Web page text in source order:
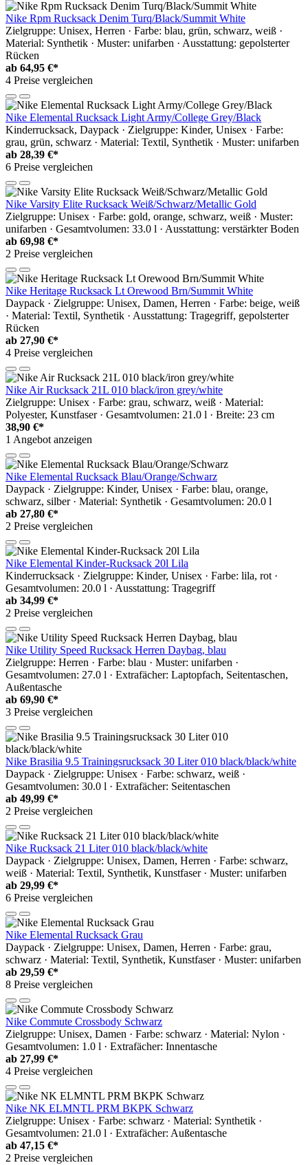
Nike Rpm Rucksack Denim Turq/Black/Summit White
Zielgruppe: Unisex, Herren · Farbe: blau, grün, schwarz, weiß ·
Material: Synthetik · Muster: unifarben · Ausstattung: gepolsterter
Rücken
ab 64,95 €*
4 Preise vergleichen
Nike Elemental Rucksack Light Army/College Grey/Black
Kinderrucksack, Daypack · Zielgruppe: Kinder, Unisex · Farbe:
grau, grün, schwarz · Material: Textil, Synthetik · Muster: unifarben
ab 28,39 €*
6 Preise vergleichen
Nike Varsity Elite Rucksack Weiß/Schwarz/Metallic Gold
Zielgruppe: Unisex · Farbe: gold, orange, schwarz, weiß · Muster:
unifarben · Gesamtvolumen: 33.0 l · Ausstattung: verstärkter Boden
ab 69,98 €*
2 Preise vergleichen
Nike Heritage Rucksack Lt Orewood Brn/Summit White
Daypack · Zielgruppe: Unisex, Damen, Herren · Farbe: beige, weiß
· Material: Textil, Synthetik · Ausstattung: Tragegriff, gepolsterter
Rücken
ab 27,90 €*
4 Preise vergleichen
Nike Air Rucksack 21L 010 black/iron grey/white
Zielgruppe: Unisex · Farbe: grau, schwarz, weiß · Material:
Polyester, Kunstfaser · Gesamtvolumen: 21.0 l · Breite: 23 cm
38,90 €*
1 Angebot anzeigen
Nike Elemental Rucksack Blau/Orange/Schwarz
Daypack · Zielgruppe: Kinder, Unisex · Farbe: blau, orange,
schwarz, silber · Material: Synthetik · Gesamtvolumen: 20.0 l
ab 27,80 €*
2 Preise vergleichen
Nike Elemental Kinder-Rucksack 20l Lila
Kinderrucksack · Zielgruppe: Kinder, Unisex · Farbe: lila, rot ·
Gesamtvolumen: 20.0 l · Ausstattung: Tragegriff
ab 34,99 €*
2 Preise vergleichen
Nike Utility Speed Rucksack Herren Daybag, blau
Zielgruppe: Herren · Farbe: blau · Muster: unifarben ·
Gesamtvolumen: 27.0 l · Extrafächer: Laptopfach, Seitentaschen,
Außentasche
ab 69,90 €*
3 Preise vergleichen
Nike Brasilia 9.5 Trainingsrucksack 30 Liter 010 black/black/white
Daypack · Zielgruppe: Unisex · Farbe: schwarz, weiß ·
Gesamtvolumen: 30.0 l · Extrafächer: Seitentaschen
ab 49,99 €*
2 Preise vergleichen
Nike Rucksack 21 Liter 010 black/black/white
Daypack · Zielgruppe: Unisex, Damen, Herren · Farbe: schwarz,
weiß · Material: Textil, Synthetik, Kunstfaser · Muster: unifarben
ab 29,99 €*
6 Preise vergleichen
Nike Elemental Rucksack Grau
Daypack · Zielgruppe: Unisex, Damen, Herren · Farbe: grau,
schwarz · Material: Textil, Synthetik, Kunstfaser · Muster: unifarben
ab 29,59 €*
8 Preise vergleichen
Nike Commute Crossbody Schwarz
Zielgruppe: Unisex, Damen · Farbe: schwarz · Material: Nylon ·
Gesamtvolumen: 1.0 l · Extrafächer: Innentasche
ab 27,99 €*
4 Preise vergleichen
Nike NK ELMNTL PRM BKPK Schwarz
Zielgruppe: Unisex · Farbe: schwarz · Material: Synthetik ·
Gesamtvolumen: 21.0 l · Extrafächer: Außentasche
ab 47,15 €*
2 Preise vergleichen